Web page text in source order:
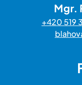
Mgr.
+420 519